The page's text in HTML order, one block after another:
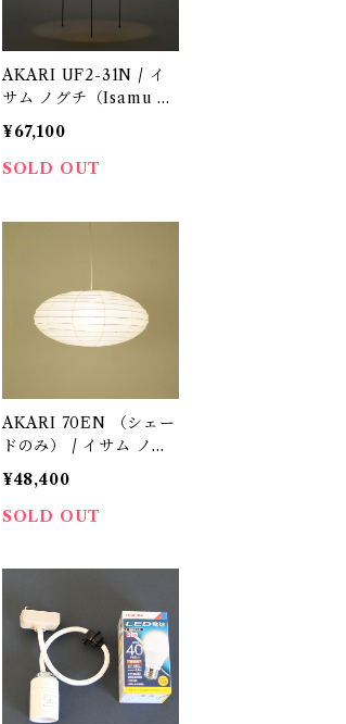
AKARI UF2-31N / イ
サム ノグチ（Isamu N
oguchi) / オゼキ（尾
関）
¥67,100
SOLD OUT
AKARI 70EN （シェー
ドのみ） / イサム ノグ
チ（Isamu Noguchi) /
オゼキ（尾関）
¥48,400
SOLD OUT